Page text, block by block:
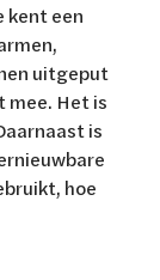
kent een
uitgeput
mee. Het is
is
hoe